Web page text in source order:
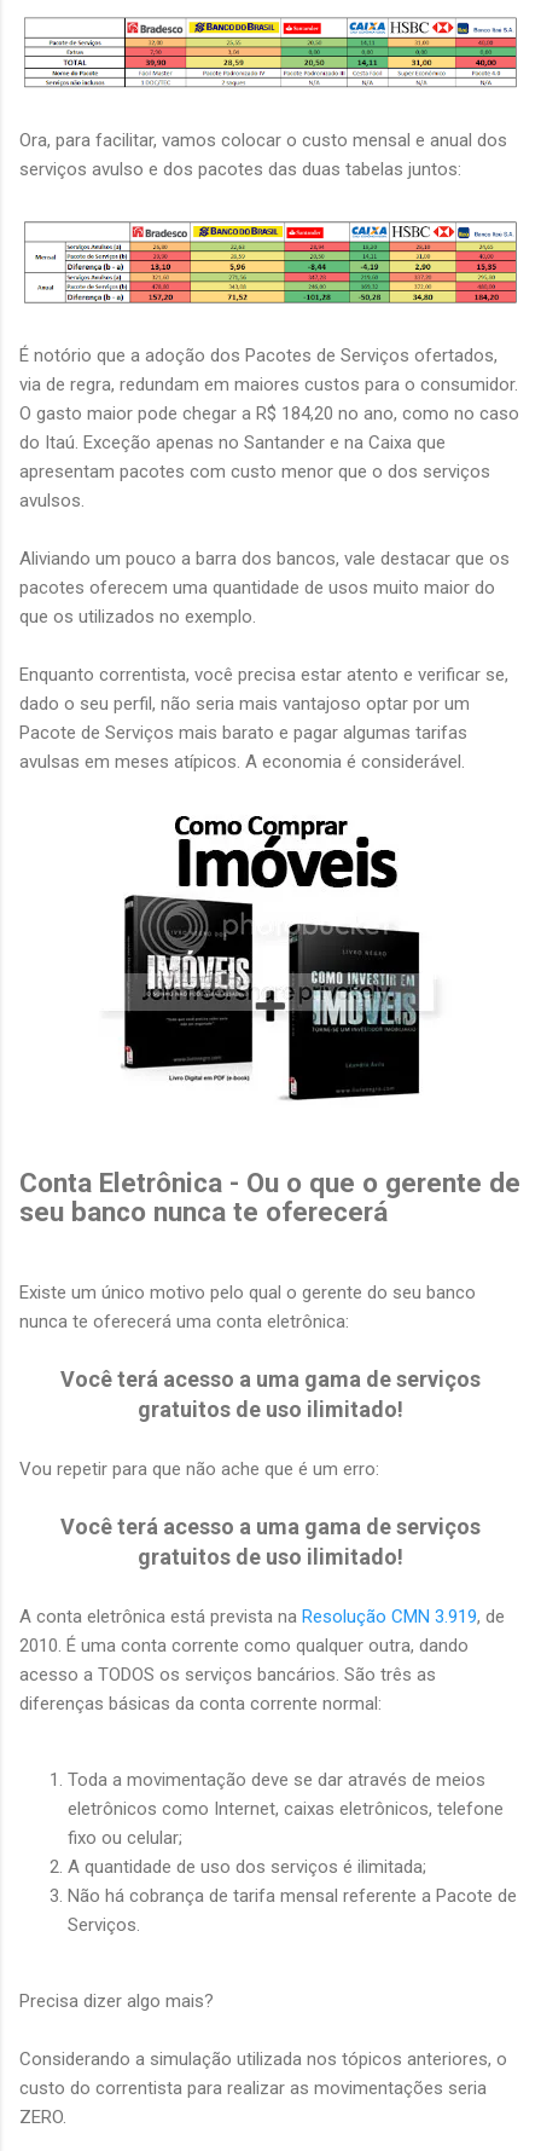
Ora, para facilitar, vamos colocar o custo mensal e anual dos
serviços avulso e dos pacotes das duas tabelas juntos:
É notório que a adoção dos Pacotes de Serviços ofertados,
via de regra, redundam em maiores custos para o consumidor.
O gasto maior pode chegar a R$ 184,20 no ano, como no caso
do Itaú. Exceção apenas no Santander e na Caixa que
apresentam pacotes com custo menor que o dos serviços
avulsos.
Aliviando um pouco a barra dos bancos, vale destacar que os
pacotes oferecem uma quantidade de usos muito maior do
que os utilizados no exemplo.
Enquanto correntista, você precisa estar atento e verificar se,
dado o seu perfil, não seria mais vantajoso optar por um
Pacote de Serviços mais barato e pagar algumas tarifas
avulsas em meses atípicos. A economia é considerável.
Conta Eletrônica - Ou o que o gerente de
seu banco nunca te oferecerá
Existe um único motivo pelo qual o gerente do seu banco
nunca te oferecerá uma conta eletrônica:
Você terá acesso a uma gama de serviços
gratuitos de uso ilimitado!
Vou repetir para que não ache que é um erro:
Você terá acesso a uma gama de serviços
gratuitos de uso ilimitado!
A conta eletrônica está prevista na Resolução CMN 3.919, de
2010. É uma conta corrente como qualquer outra, dando
acesso a TODOS os serviços bancários. São três as
diferenças básicas da conta corrente normal:
Toda a movimentação deve se dar através de meios
eletrônicos como Internet, caixas eletrônicos, telefone
fixo ou celular;
A quantidade de uso dos serviços é ilimitada;
Não há cobrança de tarifa mensal referente a Pacote de
Serviços.
Precisa dizer algo mais?
Considerando a simulação utilizada nos tópicos anteriores, o
custo do correntista para realizar as movimentações seria
ZERO.